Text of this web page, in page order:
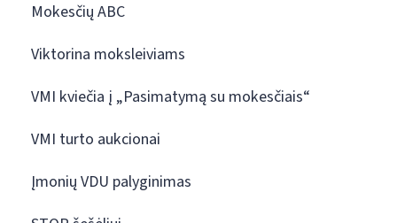
Mokesčių ABC
Viktorina moksleiviams
VMI kviečia į „Pasimatymą su mokesčiais“
VMI turto aukcionai
Įmonių VDU palyginimas